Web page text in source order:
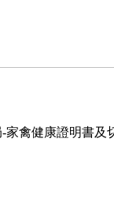
家禽健康證明書及